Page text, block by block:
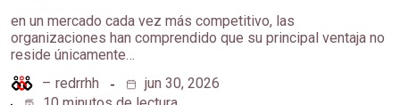
en un mercado cada vez más competitivo, las
organizaciones han comprendido que su principal ventaja no
reside únicamente…
– redrrhh
jun 30, 2026